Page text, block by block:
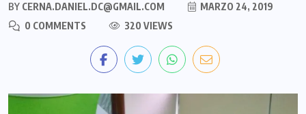
BY CERNA.DANIEL.DC@GMAIL.COM
MARZO 24, 2019
0 COMMENTS
320 VIEWS